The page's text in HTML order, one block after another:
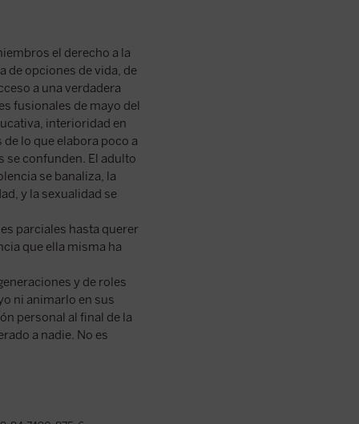
el derecho a la
de opciones de vida, de
a una verdadera
fusionales de mayo del
interioridad en
lo que elabora poco a
se confunden. El adulto
se banaliza, la
y la sexualidad se
parciales hasta querer
que ella misma ha
y de roles
ni animarlo en sus
personal al final de la
a nadie. No es